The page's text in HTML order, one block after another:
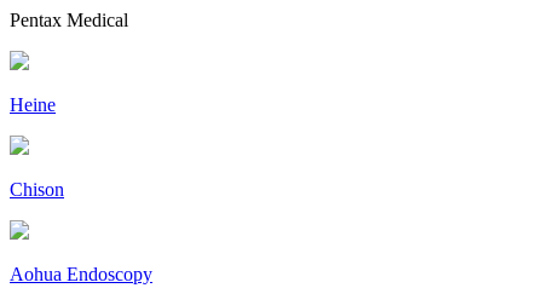
Pentax Medical
Heine
Chison
Aohua Endoscopy